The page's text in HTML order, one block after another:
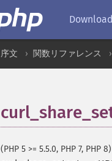
序文 関数リファレンス
(PHP 5 >= 5.5.0, PHP 7, PHP 8)